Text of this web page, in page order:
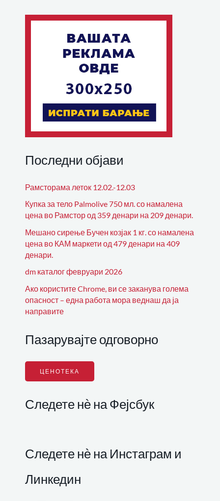
Последни објави
Рамсторама леток 12.02.-12.03
Купка за тело Palmolive 750 мл. со намалена
цена во Рамстор од 359 денари на 209 денари.
Мешано сирење Бучен козјак 1 кг. со намалена
цена во КАМ маркети од 479 денари на 409
денари.
dm каталог февруари 2026
Ако користите Chrome, ви се заканува голема
опасност – една работа мора веднаш да ја
направите
Пазарувајте одговорно
ЦЕНОТЕКА
Следете нѐ на Фејсбук
Следете нѐ на Инстаграм и
Линкедин